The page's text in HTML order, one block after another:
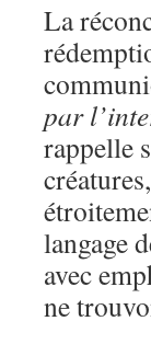
La
par
rappelle
langage
avec
ne